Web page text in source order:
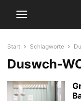
Start Schlagworte
Duswch-